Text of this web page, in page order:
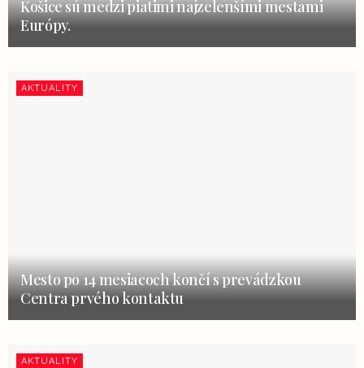
Košice sú medzi piatimi najzelenšími mestami
Európy.
AKTUALITY
Mesto po 14 mesiacoch končí s prevádzkou
Centra prvého kontaktu
AKTUALITY